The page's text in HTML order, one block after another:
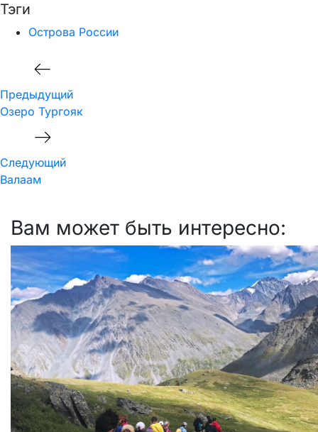
Тэги
Острова России
Навигация
по
записям
Предыдущий
Озеро Тургояк
Следующий
Валаам
Вам может быть интересно: